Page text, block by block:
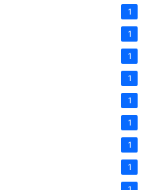
1
1
1
1
1
1
1
1